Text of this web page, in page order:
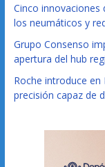
Cinco
los neumáticos y
Grupo Consenso
apertura del hub
Roche introduce
precisión capaz de